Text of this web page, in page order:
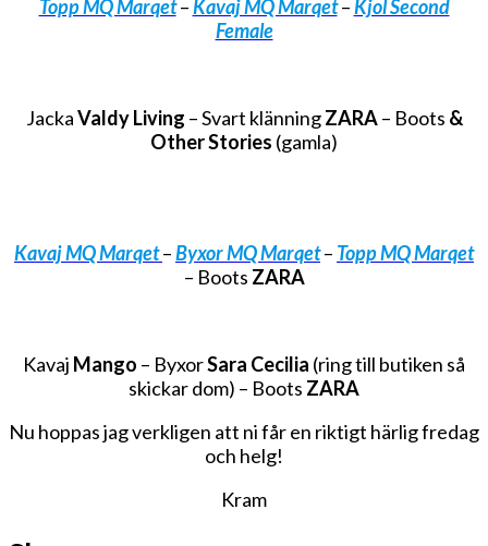
Topp MQ Marqet–Kavaj MQ Marqet–Kjol Second
Female
JackaValdy Living – Svart klänningZARA– Boots &
Other Stories (gamla)
Kavaj MQ Marqet–Byxor MQ Marqet– Topp MQ Marqet
– Boots ZARA
Kavaj Mango – ByxorSara Cecilia (ring till butiken så
skickar dom) – Boots ZARA
Nu hoppas jag verkligen att ni får en riktigt härlig fredag
och helg!
Kram